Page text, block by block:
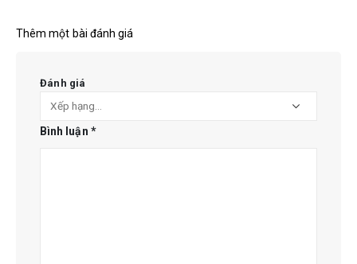
Thêm một bài đánh giá
Đánh giá
Bình luận *